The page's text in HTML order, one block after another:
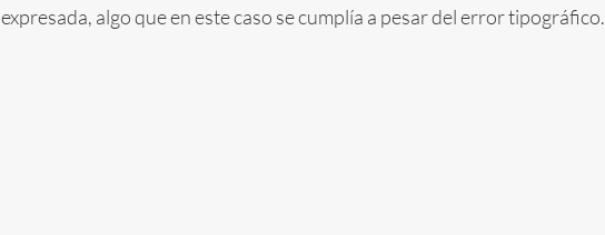
expresada, algo que en este caso se cumplía a pesar del error tipográfico.